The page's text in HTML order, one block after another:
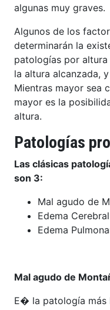
algunas muy graves.
Algunos de los
determinarán la
patologías por
la altura alcanzada,
Mientras mayor sea
mayor es la
altura.
Patologías
Las clásicas
son 3:
Mal agudo de
Edema
Edema
Mal agudo de
E� la patología